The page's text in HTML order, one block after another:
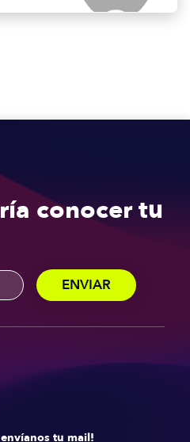
conocer tu
tu mail!